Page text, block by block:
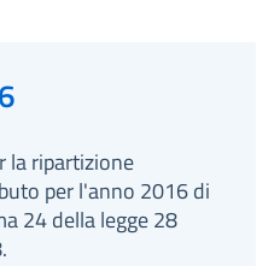
la ripartizione
per l'anno 2016 di
24 della legge 28